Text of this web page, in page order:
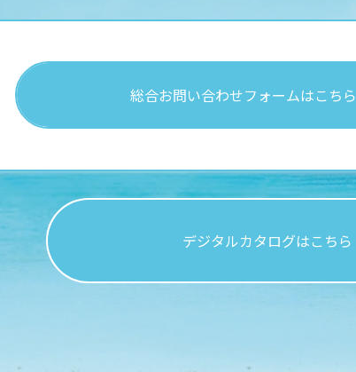
総合お問い合わせフォームはこちら
デジタルカタログはこちら